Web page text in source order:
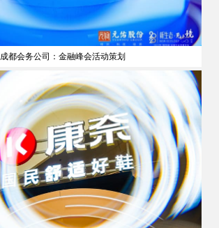
成都会务公司：金融峰会活动策划